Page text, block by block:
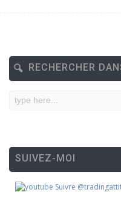
RECHERCHER
SUIVEZ-MOI
Suivre